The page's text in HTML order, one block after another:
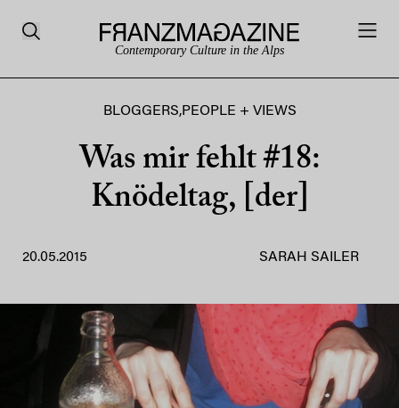
Contemporary Culture in the Alps
BLOGGERS,PEOPLE + VIEWS
Was mir fehlt #18:
Knödeltag, [der]
20.05.2015 SARAH SAILER